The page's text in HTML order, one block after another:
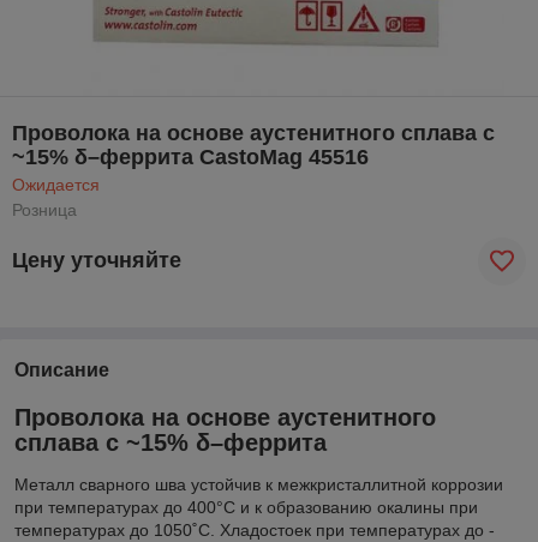
Проволока на основе аустенитного сплава с
~15% δ–феррита CastoMag 45516
Ожидается
Розница
Цену уточняйте
Описание
Проволока на основе аустенитного
сплава с ~15% δ–феррита
Металл сварного шва устойчив к межкристаллитной коррозии
при температурах до 400°С и к образованию окалины при
температурах до 1050˚С. Хладостоек при температурах до -